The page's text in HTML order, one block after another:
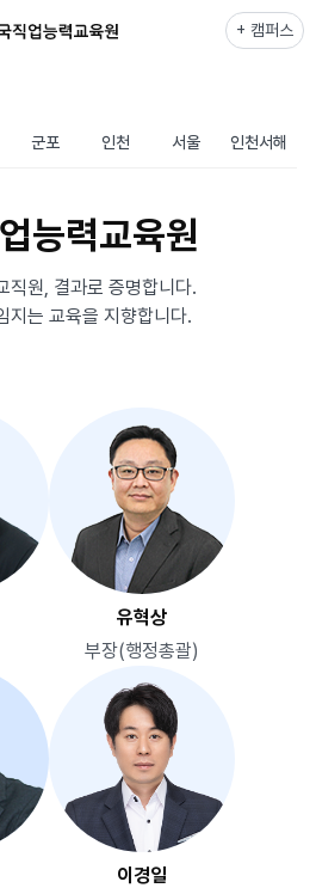
+ 캠퍼스
군포 인천 서울 인천서해
능력교육원
직원, 결과로 증명합니다.
지는 교육을 지향합니다.
유혁상
부장(행정총괄)
이경일